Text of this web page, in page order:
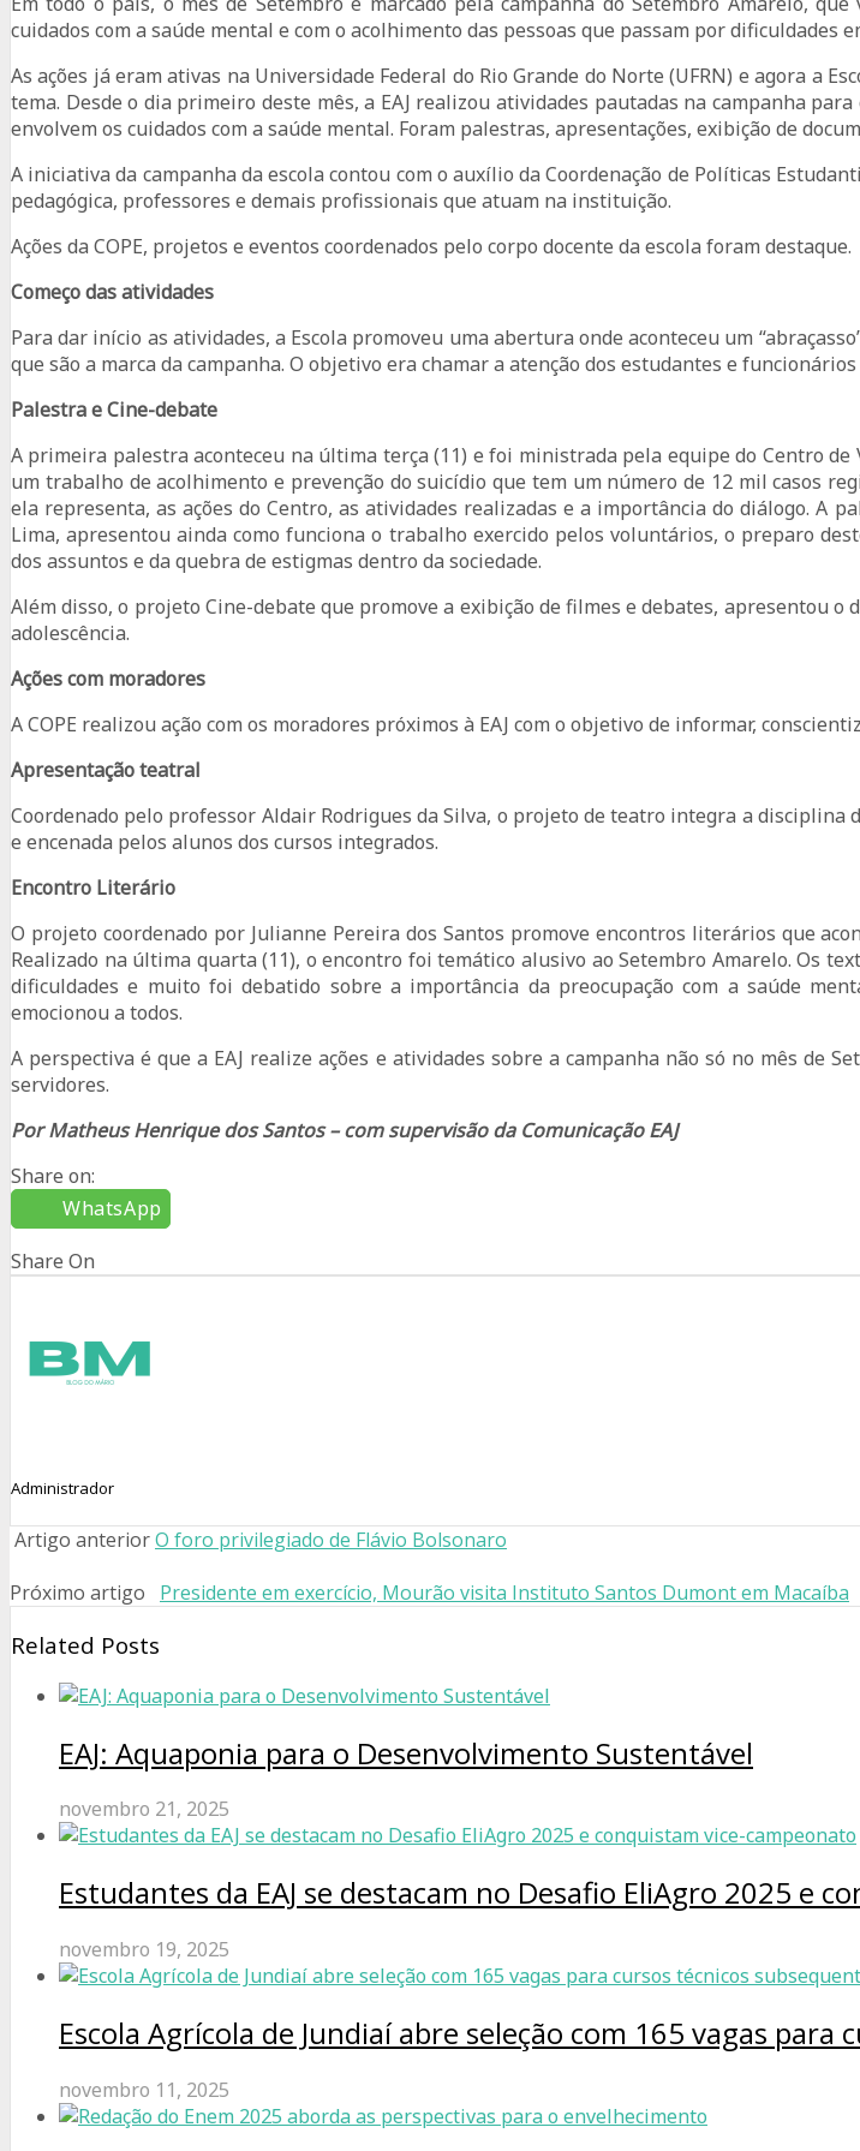
cuidados com a saúde mental e com o acolhimento das pessoas que passam por dificuldades
As ações já eram ativas na Universidade Federal do Rio Grande do Norte (UFRN) e agora a
tema. Desde o dia primeiro deste mês, a EAJ realizou atividades pautadas na campanha
envolvem os cuidados com a saúde mental. Foram palestras, apresentações, exibição de
A iniciativa da campanha da escola contou com o auxílio da Coordenação de Políticas
pedagógica, professores e demais profissionais que atuam na instituição.
Ações da COPE, projetos e eventos coordenados pelo corpo docente da escola foram destaque.
Começo das atividades
Para dar início as atividades, a Escola promoveu uma abertura onde aconteceu um
que são a marca da campanha. O objetivo era chamar a atenção dos estudantes e
Palestra e Cine-debate
A primeira palestra aconteceu na última terça (11) e foi ministrada pela equipe do Centro de
um trabalho de acolhimento e prevenção do suicídio que tem um número de 12 mil casos
ela representa, as ações do Centro, as atividades realizadas e a importância do diálogo. A
Lima, apresentou ainda como funciona o trabalho exercido pelos voluntários, o preparo
dos assuntos e da quebra de estigmas dentro da sociedade.
Além disso, o projeto Cine-debate que promove a exibição de filmes e debates, apresentou
adolescência.
Ações com moradores
A COPE realizou ação com os moradores próximos à EAJ com o objetivo de informar,
Apresentação teatral
Coordenado pelo professor Aldair Rodrigues da Silva, o projeto de teatro integra a
e encenada pelos alunos dos cursos integrados.
Encontro Literário
O projeto coordenado por Julianne Pereira dos Santos promove encontros literários que
Realizado na última quarta (11), o encontro foi temático alusivo ao Setembro Amarelo. Os
dificuldades e muito foi debatido sobre a importância da preocupação com a saúde
emocionou a todos.
A perspectiva é que a EAJ realize ações e atividades sobre a campanha não só no mês de
servidores.
Por Matheus Henrique dos Santos – com supervisão da Comunicação EAJ
Share on:
WhatsApp
Share On
Administrador
Artigo anteriorO foro privilegiado de Flávio Bolsonaro
Próximo artigo
Presidente em exercício, Mourão visita Instituto Santos Dumont em Macaíba
Related Posts
EAJ: Aquaponia para o Desenvolvimento Sustentável
novembro 21, 2025
Estudantes da EAJ se destacam no Desafio EliAgro 2025 e
novembro 19, 2025
Escola Agrícola de Jundiaí abre seleção com 165 vagas para
novembro 11, 2025